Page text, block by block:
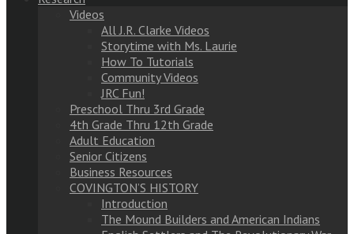
Videos
All J.R. Clarke Videos
Storytime with Ms. Laurie
How To Tutorials
Community Videos
JRC Fun!
Preschool Thru 3rd Grade
4th Grade Thru 12th Grade
Adult Education
Senior Citizens
Business Resources
COVINGTON’S HISTORY
Introduction
The Mound Builders and American Indians